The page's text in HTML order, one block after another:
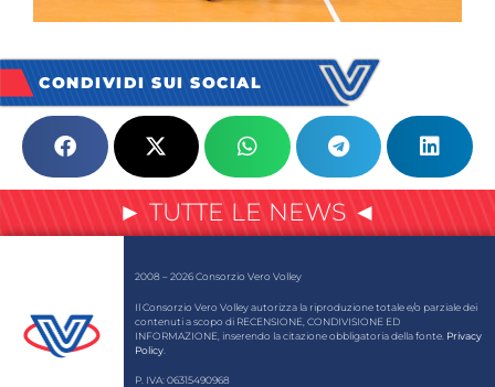
CONDIVIDI SUI SOCIAL
► TUTTE LE NEWS ◄
2008 – 2026 Consorzio Vero Volley
Il Consorzio Vero Volley autorizza la riproduzione totale e/o parziale dei
contenuti a scopo di RECENSIONE, CONDIVISIONE ED
INFORMAZIONE, inserendo la citazione obbligatoria della fonte. Privacy
Policy
P. IVA: 06315490968